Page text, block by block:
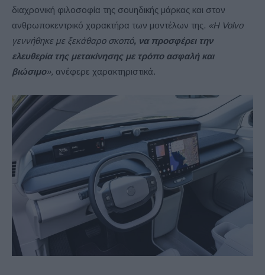
διαχρονική φιλοσοφία της σουηδικής μάρκας και στον
ανθρωποκεντρικό χαρακτήρα των μοντέλων της. «Η Volvo
γεννήθηκε με ξεκάθαρο σκοπό, να προσφέρει την
ελευθερία της μετακίνησης με τρόπο ασφαλή και
βιώσιμο», ανέφερε χαρακτηριστικά.